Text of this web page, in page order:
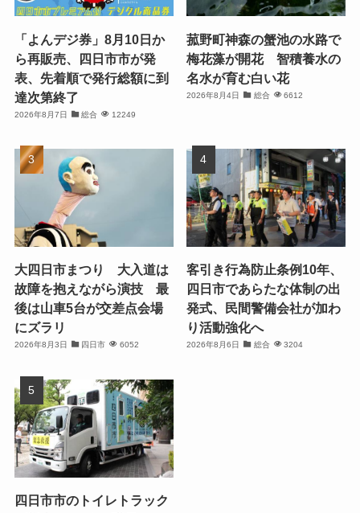
「よんデジ券」8月10日か
ら再販売、四日市市が発
表、先着順で発行総額に到
達次第終了
2026年8月7日 総合 12249
菰野町神森の蟹池の水路で
梅花藻が開花 智積養水の
名水が育む白い花
2026年8月4日 総合 6612
大四日市まつり 大入道は
故障を抱えながら演技 最
後は山車5台が交差点会場
にズラリ
2026年8月3日 四日市 6052
客引き行為防止条例10年、
四日市であらたな体制の出
発式、民間警備会社が加わ
り活動強化へ
2026年8月6日 総合 3204
四日市市のトイレトラック